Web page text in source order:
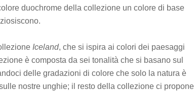
duochrome della collezione un colore di base
Iceland, che si ispira ai colori dei paesaggi
è composta da sei tonalità che si basano sul
delle gradazioni di colore che solo la natura è
nostre unghie; il resto della collezione ci propone